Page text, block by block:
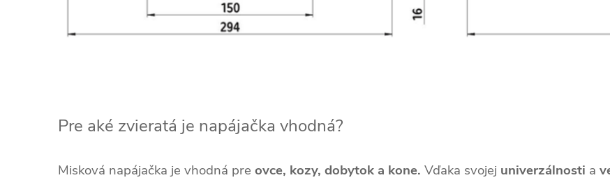
Pre aké zvieratá je napájačka vhodná?
Misková napájačka je vhodná pre ovce, kozy, dobytok a kone. Vďaka svojej univerzálnosti a